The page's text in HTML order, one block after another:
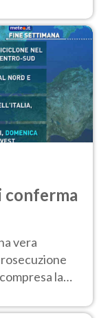
conferma
vera
la